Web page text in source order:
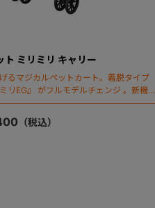
ト ミリミリ キャリー
るマジカルペットカート。着脱タイプ
リEG』 がフルモデルチェンジ 。新機能
フォールディング」搭載